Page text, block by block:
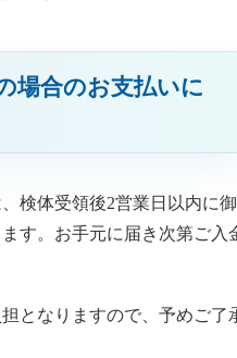
場合のお支払いに
検体受領後2営業日以内に御
す。お手元に届き次第ご入
となりますので、予めご了